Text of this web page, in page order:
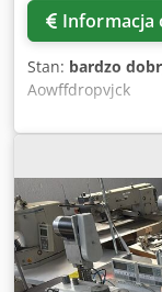
Informacja
Stan: bardzo
Aowffdropvjck